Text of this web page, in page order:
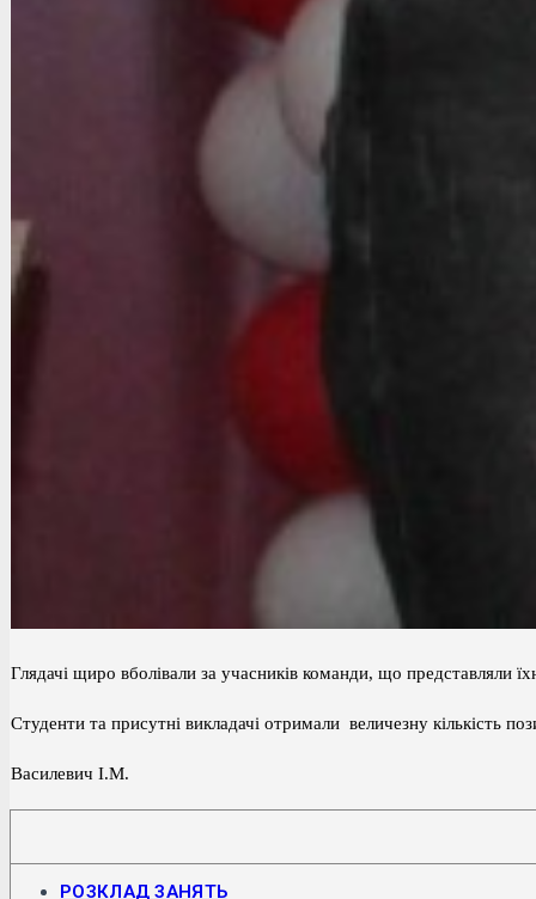
Глядачі щиро вболівали за учасників команди, що представляли
Студенти та присутні викладачі отримали величезну
Василевич І.М.
РОЗКЛАД ЗАНЯТЬВідкриється